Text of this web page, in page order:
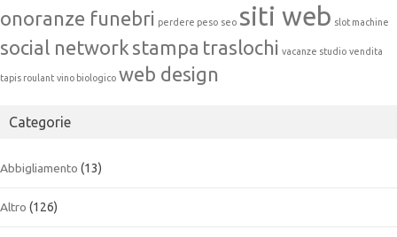
onoranze funebri perdere peso seo siti web slot machine
social network stampa traslochi vacanze studio vendita
tapis roulant vino biologico web design
Categorie
Abbigliamento (13)
Altro (126)